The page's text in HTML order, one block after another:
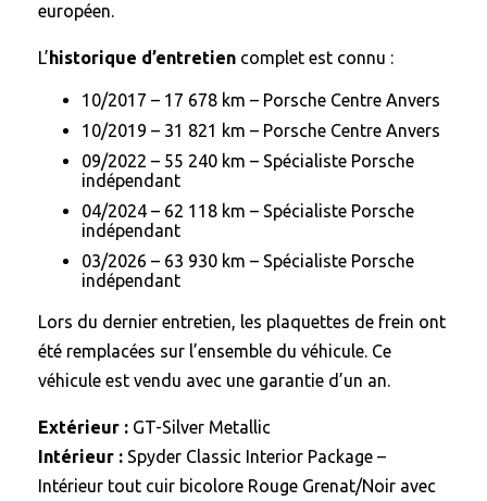
européen.
L’historique d’entretien complet est connu :
10/2017 – 17 678 km – Porsche Centre Anvers
10/2019 – 31 821 km – Porsche Centre Anvers
09/2022 – 55 240 km – Spécialiste Porsche
indépendant
04/2024 – 62 118 km – Spécialiste Porsche
indépendant
03/2026 – 63 930 km – Spécialiste Porsche
indépendant
Lors du dernier entretien, les plaquettes de frein ont
été remplacées sur l’ensemble du véhicule. Ce
véhicule est vendu avec une garantie d’un an.
Extérieur : GT-Silver Metallic
Intérieur : Spyder Classic Interior Package –
Intérieur tout cuir bicolore Rouge Grenat/Noir avec